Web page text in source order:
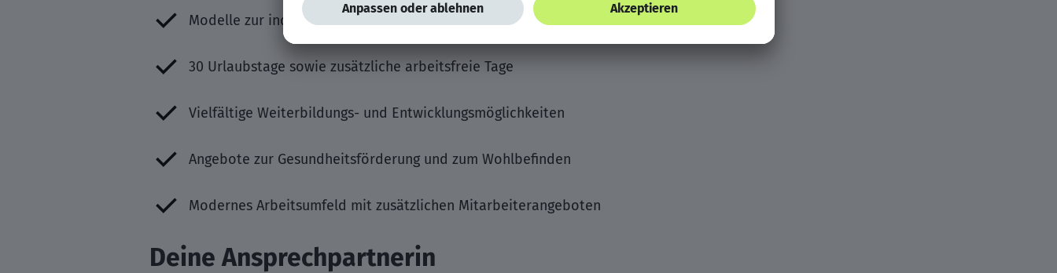
Modelle zur individuellen Lebensphasenplanung
30 Urlaubstage sowie zusätzliche arbeitsfreie Tage
Vielfältige Weiterbildungs- und Entwicklungsmöglichkeiten
Angebote zur Gesundheitsförderung und zum Wohlbefinden
Modernes Arbeitsumfeld mit zusätzlichen Mitarbeiterangeboten
Deine Ansprechpartnerin